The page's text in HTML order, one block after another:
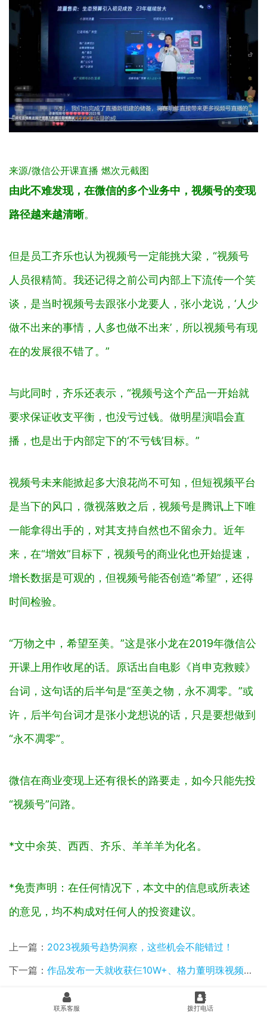
由此不难发现，在微信的多个业务中，视频号的变现
路径越来越清晰 。
人员很精简。我还记得之前公司内部上下流传一个笑
谈，是当时视频号去跟张小龙要人，张小龙说，‘人少
做不出来的事情，人多也做不出来’，所以视频号有现
在的发展很不错了。”
要求保证收支平衡，也没亏过钱。做明星演唱会直
播，也是出于内部定下的‘不亏钱’目标。”
是当下的风口，微视落败之后，视频号是腾讯上下唯
一能拿得出手的，对其支持自然也不留余力。近年
来，在“增效”目标下，视频号的商业化也开始提速，
增长数据是可观的，但视频号能否创造“希望”，还得
时间检验。
开课上用作收尾的话。原话出自电影《肖申克救赎》
台词，这句话的后半句是“至美之物，永不凋零。”或
许，后半句台词才是张小龙想说的话，只是要想做到
“永不凋零”。
“视频号”问路。
的意见，均不构成对任何人的投资建议。
下一篇： 作品发布一天就收获仨10W+、格力董明珠视频号直播…
联系客服 拨打电话